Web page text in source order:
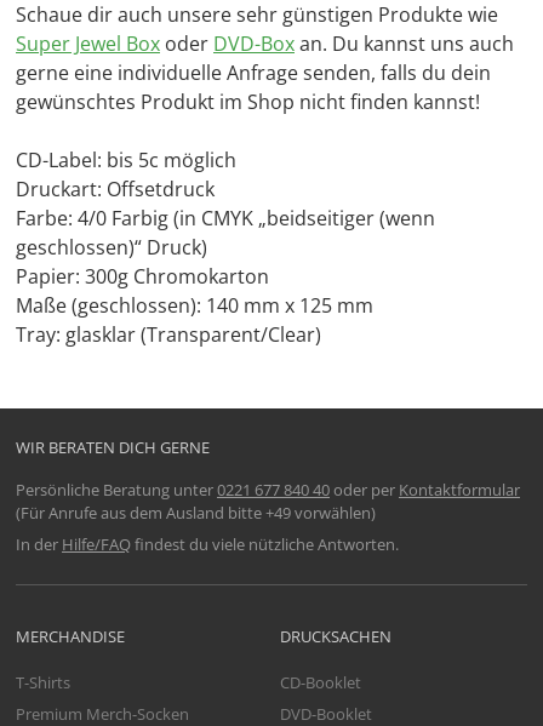
Schaue dir auch unsere sehr günstigen Produkte wie
Super Jewel Box oder DVD-Boxan. Du kannst uns auch
gerne eine individuelle Anfrage senden, falls du dein
gewünschtes Produkt im Shop nicht finden kannst!
CD-Label: bis 5c möglich
Druckart: Offsetdruck
Farbe: 4/0 Farbig (in CMYK „beidseitiger (wenn
geschlossen)“ Druck)
Papier: 300g Chromokarton
Maße (geschlossen): 140 mm x 125 mm
Tray: glasklar (Transparent/Clear)
WIR BERATEN DICH GERNE
Persönliche Beratung unter0221 677 840 40oder per Kontaktformular
(Für Anrufe aus dem Ausland bitte +49 vorwählen)
In der Hilfe/FAQfindest du viele nützliche Antworten.
MERCHANDISE
T-Shirts
Premium Merch-Socken
DRUCKSACHEN
CD-Booklet
DVD-Booklet